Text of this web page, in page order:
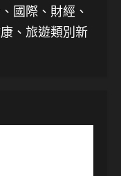
國際、財經、
、旅遊類別新